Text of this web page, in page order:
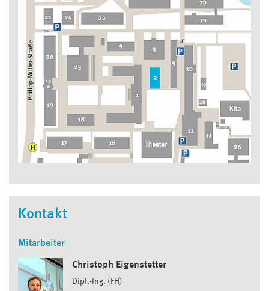
Kontakt
Mitarbeiter
Christoph Eigenstetter
Dipl.-Ing. (FH)